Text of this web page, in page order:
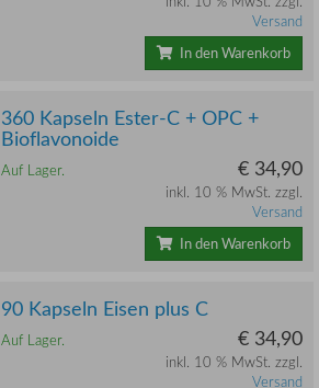
Versand
In den Warenkorb
360 Kapseln Ester-C + OPC +
Bioflavonoide
Auf Lager. € 34,90
inkl. 10 % MwSt. zzgl.
Versand
In den Warenkorb
90 Kapseln Eisen plus C
Auf Lager. € 34,90
inkl. 10 % MwSt. zzgl.
Versand